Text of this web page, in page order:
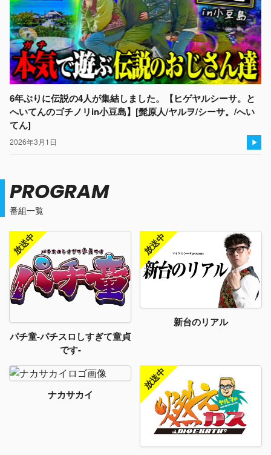
6年ぶりに伝説の4人が集結しました。【ヒゲヤルシーサ。と
へいてんのゴチノリin小豆島】[髭原人/ヤルヲ/シーサ。/へい
てん]
2026年3月1日
番組一覧
PROGRAM
パチ童-パチスロしすぎて童貞
です-
新台のリアル
ナカサカイ